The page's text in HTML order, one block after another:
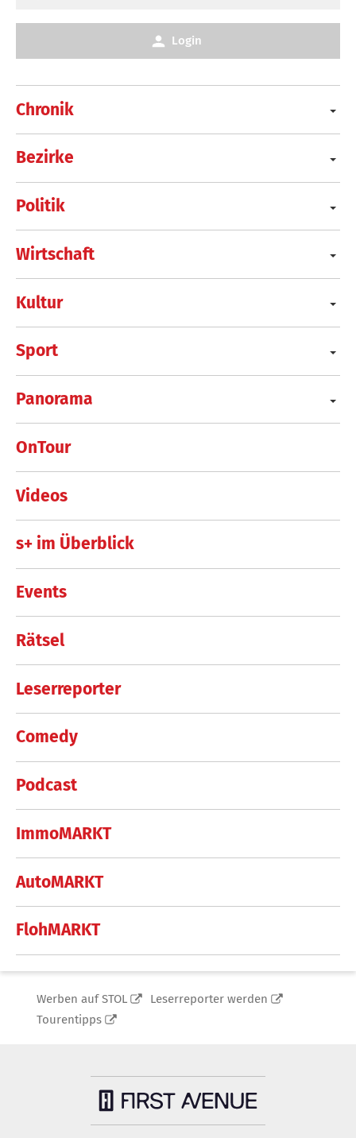
Chronik
Bezirke
Politik
Wirtschaft
Kultur
Sport
Panorama
OnTour
Videos
s+ im Überblick
Events
Rätsel
Leserreporter
Comedy
Podcast
ImmoMARKT
AutoMARKT
FlohMARKT
Login
Werben auf STOL
Leserreporter werden
Tourentipps